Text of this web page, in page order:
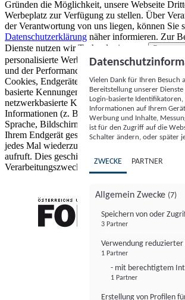
Gründen die Möglichkeit, unsere Webseite
Werbeplatz zur Verfügung zu stellen. Über
der Verantwortung von uns liegen, können Sie
Datenschutzerklärung näher informieren. Zur
Dienste nutzen wir Technologien von
Partnern
personalisierte Werbung und Inhalte, Messung
und der Performance von Inhalten sowie
Cookies, Endgeräte- oder ähnliche Online-
basierte Kennungen, zufällig generierte
netzwerkbasierte Kennungen) können
Informationen (z. B. Browsertyp und
Sprache, Bildschirmgröße, unterstützte
Ihrem Endgerät gespeichert oder von dort
jedes Mal wiederzuerkennen, wenn es eine App
aufruft. Dies geschieht für einen oder mehrere
Verarbeitungszwecke.
Vielen Dank für Ihren Besuch
Bereitstellung unserer
Login-basierte
Informationen auf Ihrem
Werbung und Inhalte,
ist für den Zugriff auf die
Schalter ändern, oder später
ZWECKE PARTNER
Allgemein Zwecke (7)
Speichern von oder
3 Partner
Verwendung reduzierter
1 Partner
- mit berechtigtem
1 Partner
Erstellung von Profilen
FONDS professionell